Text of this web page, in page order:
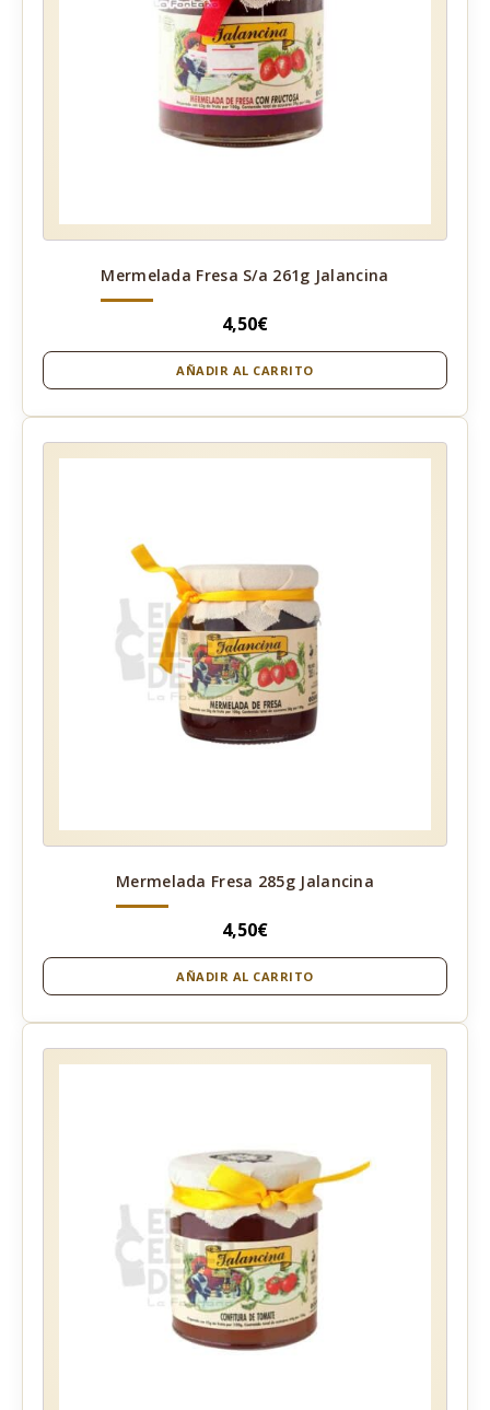
Mermelada Fresa S/a 261g Jalancina
4,50€
AÑADIR AL CARRITO
Mermelada Fresa 285g Jalancina
4,50€
AÑADIR AL CARRITO